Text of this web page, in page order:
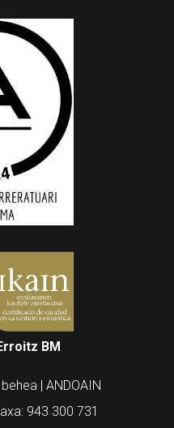
BM
| ANDOAIN
943 300 731